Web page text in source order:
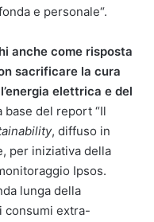
e personale“.
anche come risposta
sacrificare la cura
elettrica e del
base del report “Il
, diffuso in
per iniziativa della
Ipsos.
lunga della
consumi extra-